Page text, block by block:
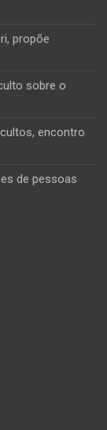
propõe
sobre o
encontro
de pessoas